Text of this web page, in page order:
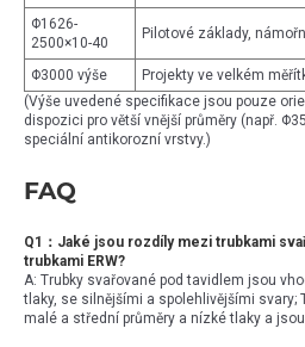
Φ1626-
2500×10-40
Pilotové základy,
Φ3000 výše
Projekty ve velkém
(Výše uvedené specifikace jsou pouze
dispozici pro větší vnější průměry (např.
speciální antikorozní vrstvy.)
FAQ
Q1：Jaké jsou rozdíly mezi trubkami
trubkami ERW?
A: Trubky svařované pod tavidlem jsou
tlaky, se silnějšími a spolehlivějšími svary;
malé a střední průměry a nízké tlaky a